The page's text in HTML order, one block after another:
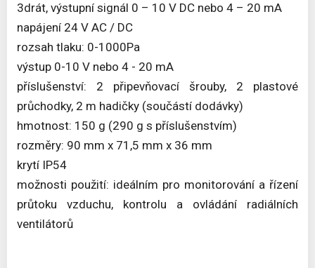
3drát, výstupní signál 0 – 10 V DC nebo 4 – 20 mA
napájení 24 V AC / DC
rozsah tlaku: 0-1000Pa
výstup 0-10 V nebo 4 - 20 mA
příslušenství: 2 připevňovací šrouby, 2 plastové
průchodky, 2 m hadičky (součástí dodávky)
hmotnost: 150 g (290 g s příslušenstvím)
rozměry: 90 mm x 71,5 mm x 36 mm
krytí IP54
možnosti použití: ideálním pro monitorování a řízení
průtoku vzduchu, kontrolu a ovládání radiálních
ventilátorů